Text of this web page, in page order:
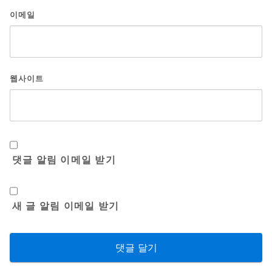
이메일
웹사이트
댓글 알림 이메일 받기
새 글 알림 이메일 받기